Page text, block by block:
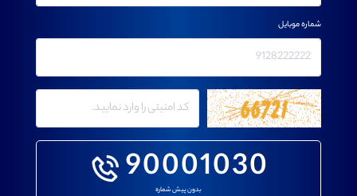
90001030
بدون پیش شماره
شماره موبایل